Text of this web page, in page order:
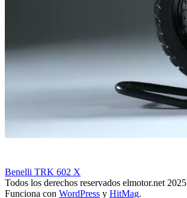
Benelli TRK 602 X
Todos los derechos reservados elmotor.net 2025
Funciona con WordPress y HitMag.